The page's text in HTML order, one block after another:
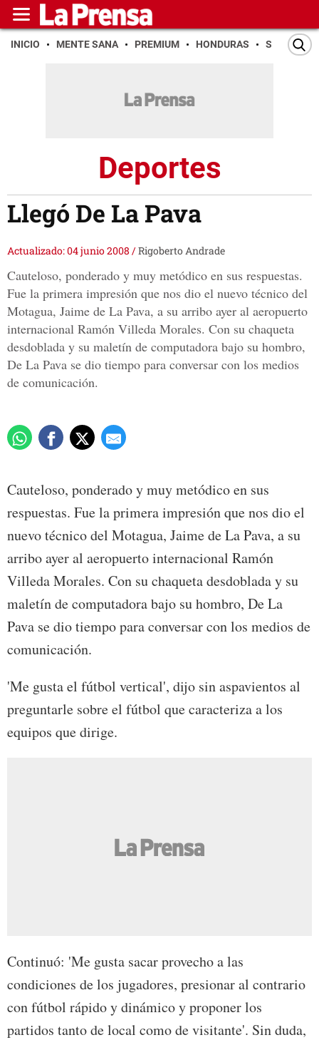
INICIO MENTE SANA PREMIUM HONDURAS SAN PEDRO
Deportes
Llegó De La Pava
Actualizado: 04 junio 2008 /Rigoberto Andrade
Cauteloso, ponderado y muy metódico en sus respuestas.
Fue la primera impresión que nos dio el nuevo técnico del
Motagua, Jaime de La Pava, a su arribo ayer al aeropuerto
internacional Ramón Villeda Morales. Con su chaqueta
desdoblada y su maletín de computadora bajo su hombro,
De La Pava se dio tiempo para conversar con los medios
de comunicación.
Cauteloso, ponderado y muy metódico en sus
respuestas. Fue la primera impresión que nos dio el
nuevo técnico del Motagua, Jaime de La Pava, a su
arribo ayer al aeropuerto internacional Ramón
Villeda Morales. Con su chaqueta desdoblada y su
maletín de computadora bajo su hombro, De La
Pava se dio tiempo para conversar con los medios de
comunicación.
'Me gusta el fútbol vertical', dijo sin aspavientos al
preguntarle sobre el fútbol que caracteriza a los
equipos que dirige.
Continuó: 'Me gusta sacar provecho a las
condiciones de los jugadores, presionar al contrario
con fútbol rápido y dinámico y proponer los
partidos tanto de local como de visitante'. Sin duda,